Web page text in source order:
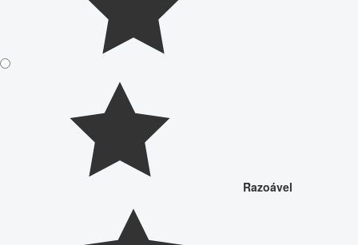
Razoável